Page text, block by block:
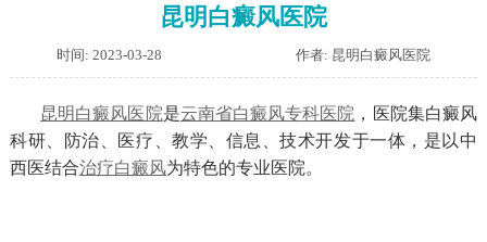
昆明白癜风医院
时间: 2023-03-28 作者: 昆明白癜风医院
昆明白癜风医院是云南省白癜风专科医院 ，医院集白癜风
科研、防治、医疗、教学、信息、技术开发于一体，是以中
西医结合治疗白癜风为特色的专业医院。